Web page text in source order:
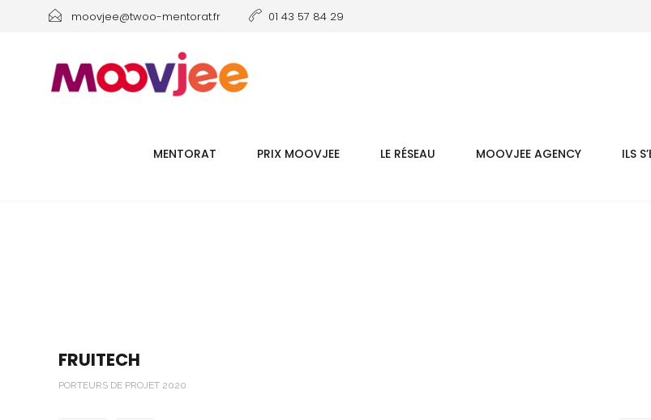
moovjee@twoo-mentorat.fr 01 43 57 84 29
MENTORAT PRIX MOOVJEE LE RÉSEAU MOOVJEE AGENCY ILS
FRUITECH
PORTEURS DE PROJET 2020